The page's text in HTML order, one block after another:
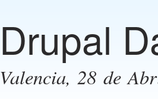
Drupal
Valencia, 28 de